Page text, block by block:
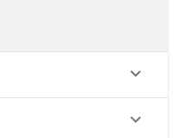
keyboard_arrow_down
keyboard_arrow_down